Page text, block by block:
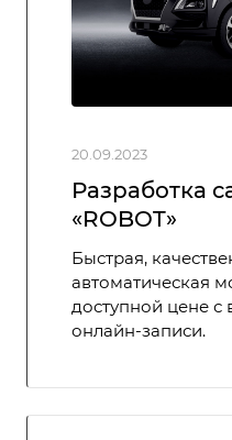
20.09.2023
Разработка
«ROBOT»
Быстрая,
автоматическая
доступной цене
онлайн-записи.